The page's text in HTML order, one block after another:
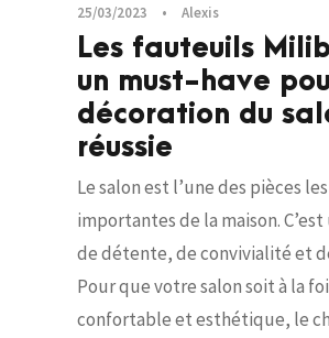
25/03/2023 • Alexis
Les fauteuils
un must-have
décoration du
réussie
Le salon est l’une des pièces
importantes de la maison. C’est
de détente, de convivialité et
Pour que votre salon soit à la
confortable et esthétique, le